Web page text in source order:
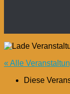
« Alle
Diese